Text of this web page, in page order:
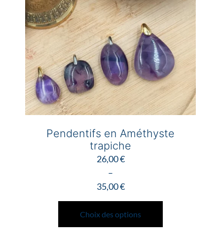
choisies
sur
la
page
du
produit
Pendentifs en Améthyste
trapiche
26,00€
–
35,00€
Plage
de
prix :
Choix des options
Ce
a